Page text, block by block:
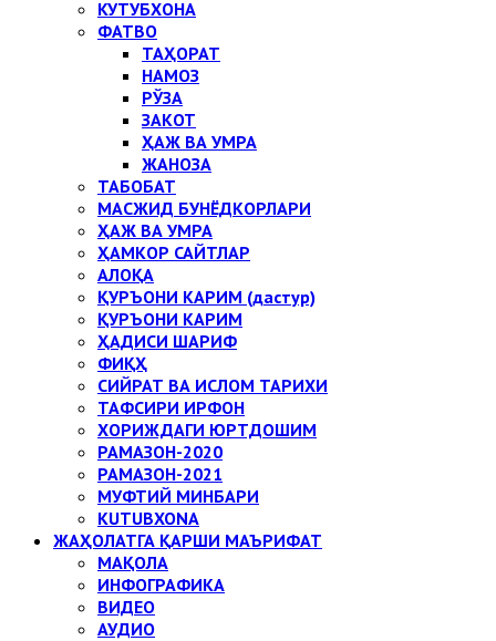
КУТУБХОНА
ФАТВО
ТАҲОРАТ
НАМОЗ
РЎЗА
ЗАКОТ
ҲАЖ ВА УМРА
ЖАНОЗА
ТАБОБАТ
МАСЖИД БУНЁДКОРЛАРИ
ҲАЖ ВА УМРА
ҲАМКОР САЙТЛАР
АЛОҚА
ҚУРЪОНИ КАРИМ (дастур)
ҚУРЪОНИ КАРИМ
ҲАДИСИ ШАРИФ
ФИҚҲ
СИЙРАТ ВА ИСЛОМ ТАРИХИ
ТАФСИРИ ИРФОН
ХОРИЖДАГИ ЮРТДОШИМ
РАМАЗОН-2020
РАМАЗОН-2021
МУФТИЙ МИНБАРИ
KUTUBXONA
ЖАҲОЛАТГА ҚАРШИ МАЪРИФАТ
МАҚОЛА
ИНФОГРАФИКА
ВИДЕО
АУДИО